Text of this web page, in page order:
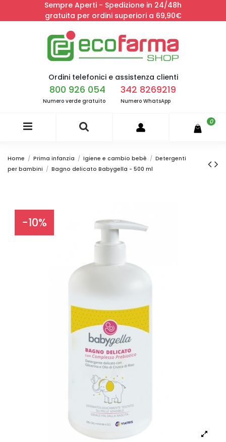
Sempre Aperti - Spedizione in 24/48h
gratuita per ordini superiori a 69,90€
Ordini telefonici e assistenza clienti
800 926 054
Numero verde gratuito
342 8269219
Numero WhatsApp
0
Home Prima infanzia Igiene e cambio bebè
Detergenti
per bambini
Bagno delicato Babygella - 500 ml
-10%